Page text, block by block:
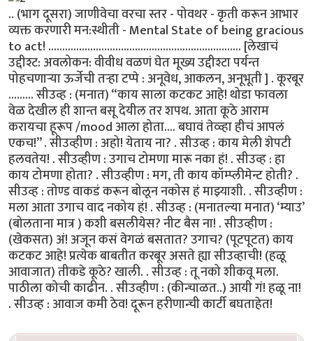
.. (भाग दूसरा) जाणीवेचा वरचा स्तर - पोवथर - कृती करून आभार
व्यक्त करणारी मन:स्थीती - Mental State of being gracious
to act! ..................................................................... [लेखाचं
उद्दीश्ट: अवलोकन: वीवीध वळणं घेत मूख्य उद्दीश्टा पर्यन्त
पोहचणार्‍या ऊर्जेची तर्‍हा टप्पे : अनूवेध, आकलन, अनूभूती ] . कूरबूर
......... सीउव्ह : (मनात) “काय साला कटकट आहे! थोडा फावला
वेळ देखील ही शान्त बसू देयील तर शपथ. आता कूठे आराम
करायचा हूरूप /mood आला होता.... बघावं तेव्व्हा हीचं आपलं
एकच!” . सीउव्हीण : अहो! येताय ना? . सीउव्ह : काय मेली शेपटी
हलवतेय! . सीउव्हीण : उगाच टोमणा मारू नका हं! . सीउव्ह : हा
काय टोमणा होता? . सीउव्हीण : मग, ती काय कॉम्प्लीमेन्ट होती? .
सीउव्ह : तोण्ड वाकडं करून बोलून नकोस हं माझ्याशी. . सीउव्हीण :
मला आता उगाच वाद नकोय हं! . सीउव्ह : (मनातल्या मनात) ‘म्याउ’
(बोलताना मात्र ) कशी बसलीयेस? नीट बैस ना! . सीउव्हीण :
(खेकसत) अं! अजून कसं वेगळं बसतात? उगाच? (पूटपूटत) काय
कटकट आहे! प्रत्येक बाबतीत करबूर असते ह्या सीउव्हाची! (हळू
आवाजात) तीकडे कूठे? खाली. . सीउव्ह : तू नको शीकवू मला.
पाठीला कोची काढीन. . सीउव्हीण : (कीन्चाळत..) आयी गं! हळू ना!
. सीउव्ह : आवाज कमी ठेव! दूरून हरीणान्ची कार्टी बघताहेत!